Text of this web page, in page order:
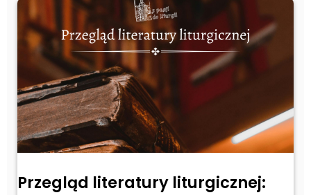
Przegląd literatury liturgicznej: